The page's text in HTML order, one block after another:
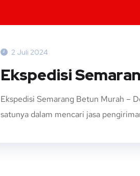
2 Juli 2024
Ekspedisi
Ekspedisi Semarang Betun Murah –
satunya dalam mencari jasa